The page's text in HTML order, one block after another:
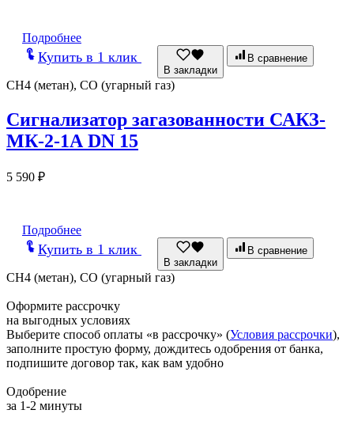
Подробнее
Купить в 1 клик
В закладки
В сравнение
CH4 (метан), CO (угарный газ)
Сигнализатор загазованности САКЗ-
МК-2-1А DN 15
5 590 ₽
Подробнее
Купить в 1 клик
В закладки
В сравнение
CH4 (метан), CO (угарный газ)
Оформите рассрочку
на выгодных условиях
Выберите способ оплаты «в рассрочку» (Условия рассрочки),
заполните простую форму, дождитесь одобрения от банка,
подпишите договор так, как вам удобно
Одобрение
за 1-2 минуты